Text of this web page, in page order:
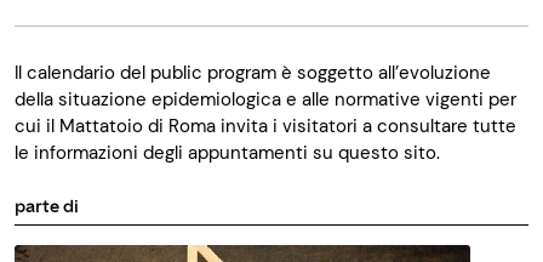
Il calendario del public program è soggetto all’evoluzione
della situazione epidemiologica e alle normative vigenti per
cui il Mattatoio di Roma invita i visitatori a consultare tutte
le informazioni degli appuntamenti su questo sito.
parte di